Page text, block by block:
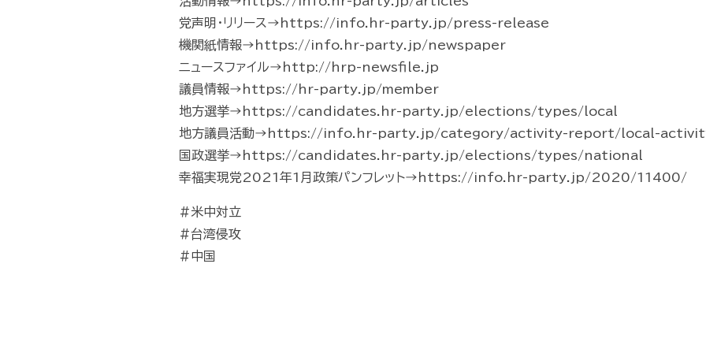
党声明・リリース→https://info.hr-party.jp/press-release
機関紙情報→https://info.hr-party.jp/newspaper
ニュースファイル→http://hrp-newsfile.jp
議員情報→https://hr-party.jp/member
地方選挙→https://candidates.hr-party.jp/elections/types/local
地方議員活動→https://info.hr-party.jp/category/activity-report/local-
国政選挙→https://candidates.hr-party.jp/elections/types/national
幸福実現党2021年1月政策パンフレット→https://info.hr-party.jp/2020/11400/
#米中対立
#台湾侵攻
#中国